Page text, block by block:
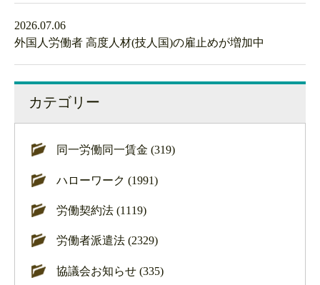
2026.07.06
外国人労働者 高度人材(技人国)の雇止めが増加中
カテゴリー
同一労働同一賃金 (319)
ハローワーク (1991)
労働契約法 (1119)
労働者派遣法 (2329)
協議会お知らせ (335)